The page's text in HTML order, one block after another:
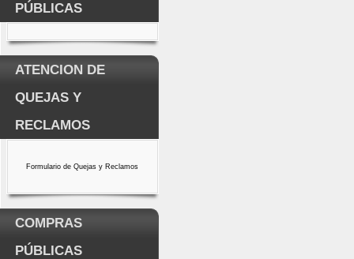
PÚBLICAS
ATENCION DE
QUEJAS Y
RECLAMOS
Formulario de Quejas y Reclamos
COMPRAS
PÚBLICAS